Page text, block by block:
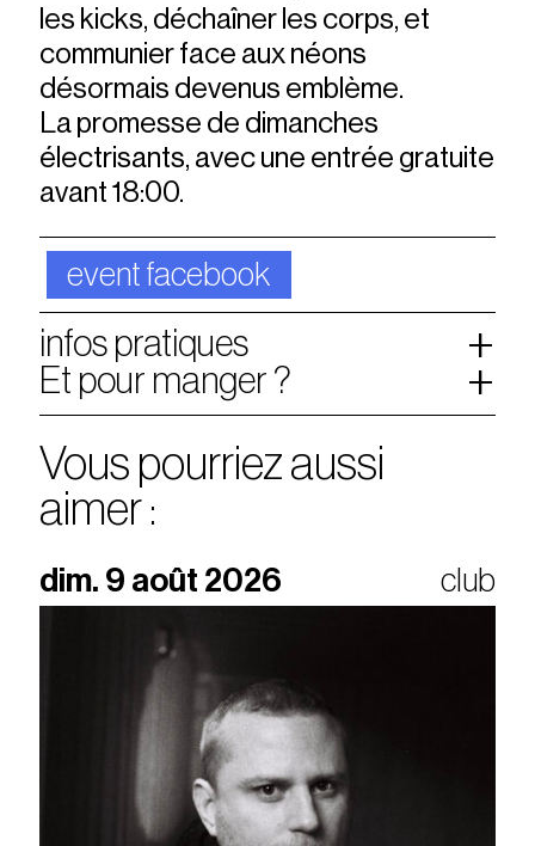
les kicks, déchaîner les corps, et
communier face aux néons
désormais devenus emblème.
La promesse de dimanches
électrisants, avec une entrée gratuite
avant 18:00.
event facebook
infos pratiques
Et pour manger ?
Vous pourriez aussi
aimer :
dim. 9 août 2026 club